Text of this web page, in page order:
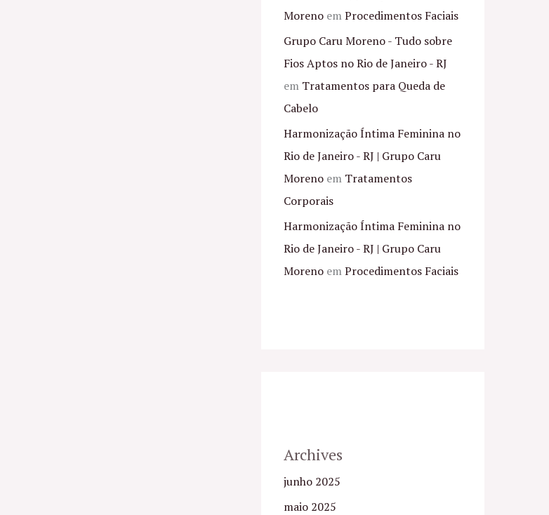
Moreno emProcedimentos Faciais
Grupo Caru Moreno - Tudo sobre
Fios Aptos no Rio de Janeiro - RJ
em Tratamentos para Queda de
Cabelo
Harmonização Íntima Feminina no
Rio de Janeiro - RJ | Grupo Caru
Moreno em Tratamentos
Corporais
Harmonização Íntima Feminina no
Rio de Janeiro - RJ | Grupo Caru
Moreno emProcedimentos Faciais
Archives
junho 2025
maio 2025